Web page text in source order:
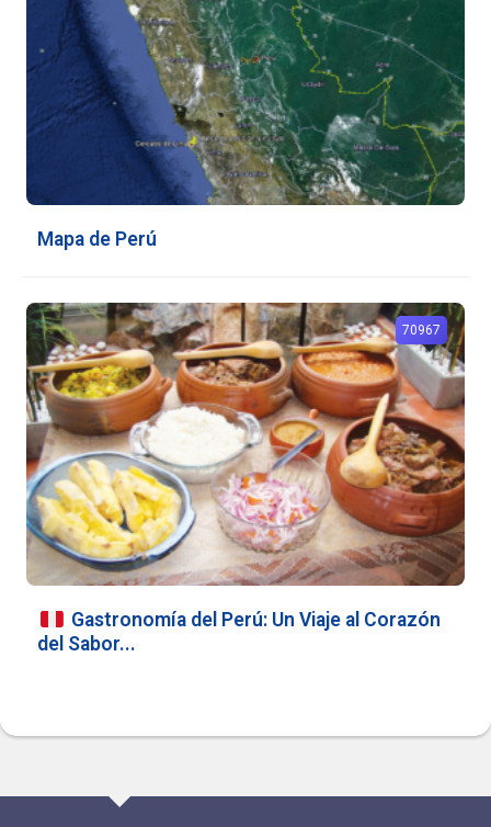
Mapa de Perú
Gastronomía del Perú: Un Viaje al Corazón
del Sabor...
70967